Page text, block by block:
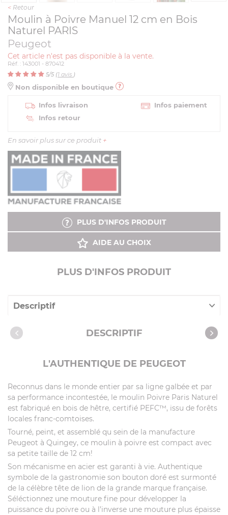
< Retour
Moulin à Poivre Manuel 12 cm en Bois
Naturel PARIS
Peugeot
Cet article n'est pas disponible à la vente.
Réf. : 143001 - 870412
5/5 (1 avis )
Non disponible en boutique
Infos livraison
Infos paiement
Infos retour
En savoir plus sur ce produit +
PLUS D'INFOS PRODUIT
AIDE AU CHOIX
PLUS D'INFOS PRODUIT
Descriptif
Caractéristiques
DESCRIPTIF
L'AUTHENTIQUE DE PEUGEOT
Reconnus dans le monde entier par sa ligne galbée et par
sa performance incontestée, le moulin Poivre Paris Naturel
est fabriqué en bois de hêtre, certifié PEFC™, issu de forêts
locales franc-comtoises.
Tourné, peint, et assemblé qu sein de la manufacture
Peugeot à Quingey, ce moulin à poivre est compact avec
sa petite taille de 12 cm!
Son mécanisme en acier est garanti à vie. Authentique
symbole de la gastronomie son bouton doré est surmonté
de la célèbre tête de lion de la grande marque française.
Séléctionnez une mouture fine pour développer la
puissance du poivre ou à l’inverse une mouture plus épaisse